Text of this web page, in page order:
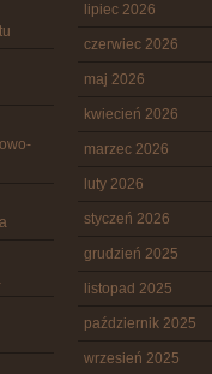
lipiec 2026
czerwiec 2026
maj 2026
kwiecień 2026
marzec 2026
luty 2026
styczeń 2026
grudzień 2025
listopad 2025
październik 2025
wrzesień 2025